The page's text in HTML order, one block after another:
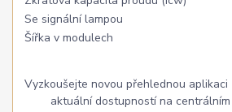
Se signální lampou
Šířka v modulech
Vyzkoušejte novou přehlednou aplikaci
aktuální dostupností na